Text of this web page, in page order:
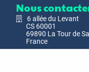
Nous
6 allée du Levant
CS 60001
69890 La Tour de
France